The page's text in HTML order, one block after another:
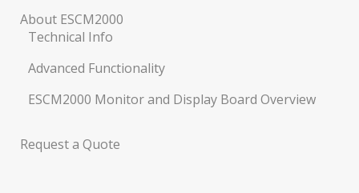
About ESCM2000
Technical Info
Advanced Functionality
ESCM2000 Monitor and Display Board Overview
Request a Quote